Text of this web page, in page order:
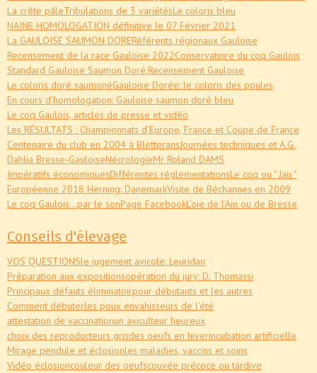
La crête pâleTribulations de 3 variétésLe coloris bleu
NAINE HOMOLOGATION définitive le 07 Février 2021
La GAULOISE SAUMON DORERéférents régionaux Gauloise
Recensement de la race Gauloise 2022Conservatoire du coq Gaulois
Standard Gauloise Saumon Doré,Recensement Gauloise
Le coloris doré saumonéGauloise Dorée: le coloris des poules
En cours d'homologation: Gauloise saumon doré bleu
Le coq Gaulois, articles de presse et vidéo
Les RÉSULTATS : Championnats d'Europe, France et Coupe de France
Centenaire du club en 2004 à BletteransJournées techniques et A.G.
Dahlia Bresse-GauloiseNécrologieMr Roland DAMS
Impératifs économiquesDifférentes réglementationsLe coq ou " Jau "
Européenne 2018 Herning: DanemarkVisite de Béchannes en 2009
Le coq Gaulois...par le sonPage FacebookL'oie de l'Ain ou de Bresse
Conseils d'élevage
VOS QUESTIONSle jugement avicole: Leuridan
Préparation aux expositionsopération du jury: D. Thomassi
Principaux défauts éliminatoirpour débutants et les autres
Comment débuterles poux envahisseurs de l'été
attestation de vaccinationun aviculteur heureux
choix des reproducteurs grisdes oeufs en hiverincubation artificielle
Mirage pendule et éclosionles maladies, vaccins et soins
Vidéo éclosioncouleur des oeufscouvée précoce ou tardive